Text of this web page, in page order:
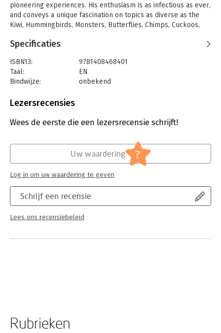
pioneering experiences. His enthusiasm is as infectious as ever,
and conveys a unique fascination on topics as diverse as the
Kiwi, Hummingbirds, Monsters, Butterflies, Chimps, Cuckoos,
Specificaties
ISBN13:
9781408468401
Taal:
EN
Bindwijze:
onbekend
Lezersrecensies
Wees de eerste die een lezersrecensie schrijft!
Schrijf een recensie
Lees ons recensiebeleid
Uw waardering ?
Log in om uw waardering te geven
Rubrieken